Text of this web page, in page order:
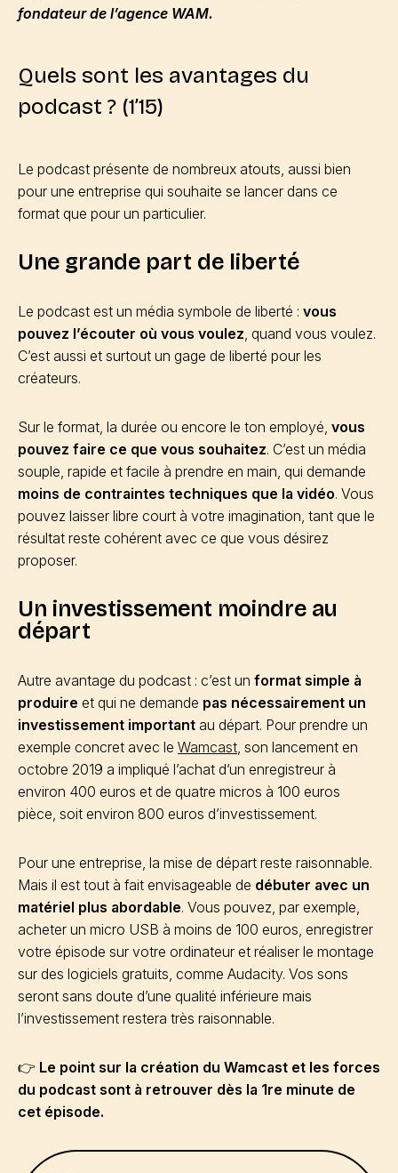
fondateur de l’agence WAM.
Quels sont les avantages du
podcast ? (1’15)
Le podcast présente de nombreux atouts, aussi bien
pour une entreprise qui souhaite se lancer dans ce
format que pour un particulier.
Une grande part de liberté
Le podcast est un média symbole de liberté : vous
pouvez l’écouter où vous voulez, quand vous voulez.
C’est aussi et surtout un gage de liberté pour les
créateurs.
Sur le format, la durée ou encore le ton employé, vous
pouvez faire ce que vous souhaitez. C’est un média
souple, rapide et facile à prendre en main, qui demande
moins de contraintes techniques que la vidéo. Vous
pouvez laisser libre court à votre imagination, tant que le
résultat reste cohérent avec ce que vous désirez
proposer.
Un investissement moindre au
départ
Autre avantage du podcast : c’est un format simple à
produire et qui ne demande pas nécessairement un
investissement important au départ. Pour prendre un
exemple concret avec le Wamcast, son lancement en
octobre 2019 a impliqué l’achat d’un enregistreur à
environ 400 euros et de quatre micros à 100 euros
pièce, soit environ 800 euros d’investissement.
Pour une entreprise, la mise de départ reste raisonnable.
Mais il est tout à fait envisageable de débuter avec un
matériel plus abordable. Vous pouvez, par exemple,
acheter un micro USB à moins de 100 euros, enregistrer
votre épisode sur votre ordinateur et réaliser le montage
sur des logiciels gratuits, comme Audacity. Vos sons
seront sans doute d’une qualité inférieure mais
l’investissement restera très raisonnable.
👉 Le point sur la création du Wamcast et les forces
du podcast sont à retrouver dès la 1re minute de
cet épisode.